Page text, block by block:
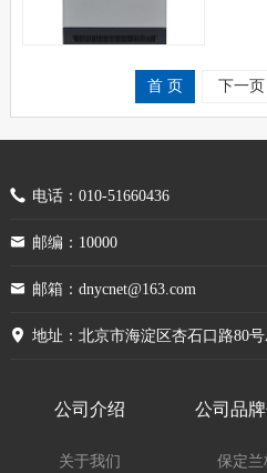
首 页 下一页
电话：010-51660436
邮编：10000
邮箱：dnycnet@163.com
地址：北京市海淀区杏石口路80
公司介绍
关于我们
公司品
保定兰